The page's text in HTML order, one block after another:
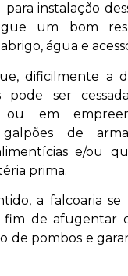
instalação
um bom
água e
dificilmente a
pode ser
ou em
de
e/ou
prima.
a falcoaria
fim de afugentar
de pombos e